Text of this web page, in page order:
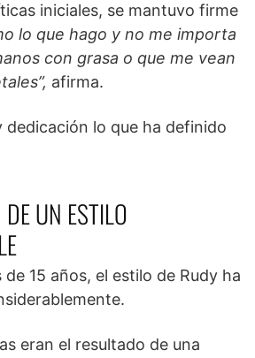
iniciales, se mantuvo firme
lo que hago y no me importa
con grasa o que me vean
afirma.
dedicación lo que ha definido
UN ESTILO
15 años, el estilo de Rudy ha
eran el resultado de una